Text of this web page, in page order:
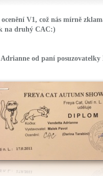
V1, což nás mírně
na druhý CAC:)
od paní